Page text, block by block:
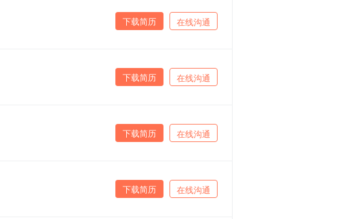
在线沟通
下载简历
在线沟通
下载简历
在线沟通
下载简历
在线沟通
下载简历